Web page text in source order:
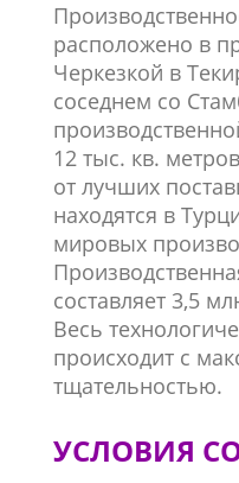
расположено в
Черкезкой в
соседнем со
12 тыс. кв.
от лучших
находятся в
мировых
составляет 3,5
Весь
происходит с
тщательностью.
УСЛОВИЯ